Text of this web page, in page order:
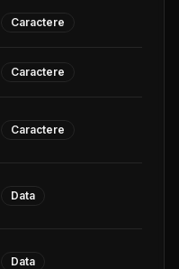
Caractere
Caractere
Caractere
Data
Data